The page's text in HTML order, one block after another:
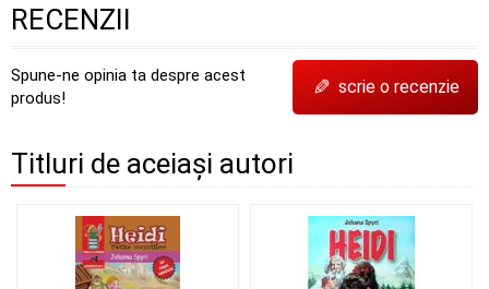
RECENZII
Spune-ne opinia ta despre acest
produs!
✎ scrie o recenzie
Titluri de aceiași autori